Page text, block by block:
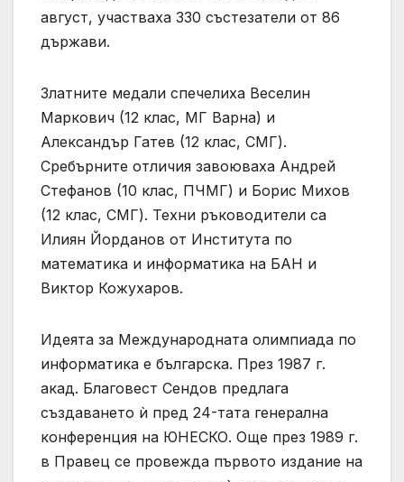
август, участваха 330 състезатели от 86
държави.
Златните медали спечелиха Веселин
Маркович (12 клас, МГ Варна) и
Александър Гатев (12 клас, СМГ).
Сребърните отличия завоюваха Андрей
Стефанов (10 клас, ПЧМГ) и Борис Михов
(12 клас, СМГ). Техни ръководители са
Илиян Йорданов от Института по
математика и информатика на БАН и
Виктор Кожухаров.
Идеята за Международната олимпиада по
информатика е българска. През 1987 г.
акад. Благовест Сендов предлага
създаването ѝ пред 24-тата генерална
конференция на ЮНЕСКО. Още през 1989 г.
в Правец се провежда първото издание на